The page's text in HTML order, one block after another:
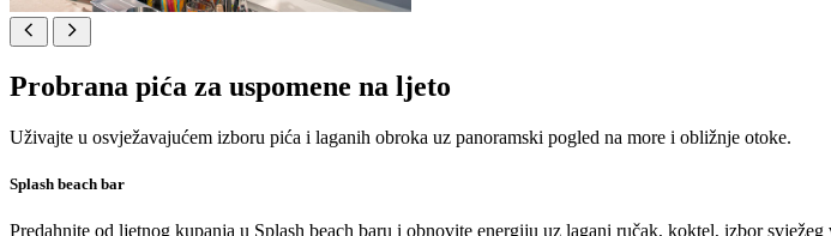
Probrana pića za uspomene na ljeto
Uživajte u osvježavajućem izboru pića i laganih obroka uz panoramski pogled na more i obližnje otoke.
Splash beach bar
Predahnite od ljetnog kupanja u Splash beach baru i obnovite energiju uz lagani ručak, koktel, izbor